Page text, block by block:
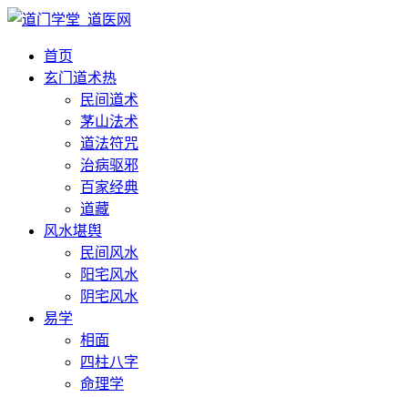
首页
玄门道术热
民间道术
茅山法术
道法符咒
治病驱邪
百家经典
道藏
风水堪舆
民间风水
阳宅风水
阴宅风水
易学
相面
四柱八字
命理学